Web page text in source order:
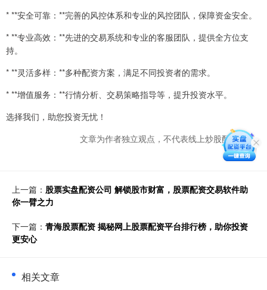
* **安全可靠：**完善的风控体系和专业的风控团队，保障资金安全。
* **专业高效：**先进的交易系统和专业的客服团队，提供全方位支
持。
* **灵活多样：**多种配资方案，满足不同投资者的需求。
* **增值服务：**行情分析、交易策略指导等，提升投资水平。
选择我们，助您投资无忧！
文章为作者独立观点，不代表线上炒股配资观点
上一篇： 股票实盘配资公司 解锁股市财富，股票配资交易软件助
你一臂之力
下一篇： 青海股票配资 揭秘网上股票配资平台排行榜，助你投资
更安心
相关文章